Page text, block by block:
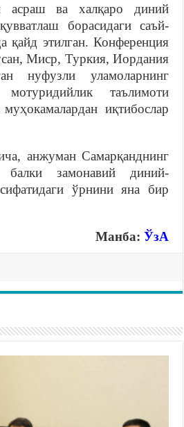
асраш ва халқаро диний
борасидаги саъй-
қайд этилган. Конференция
Миср, Туркия, Иордания
нуфузли уламоларнинг
таълимоти
иқтибослар
анжуман Самарқанднинг
балки замонавий диний-
ўрнини яна бир
Манба: ЎзА